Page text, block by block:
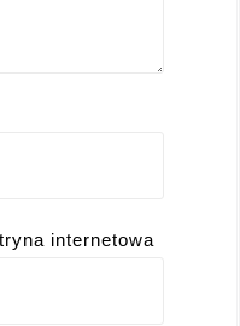
internetowa